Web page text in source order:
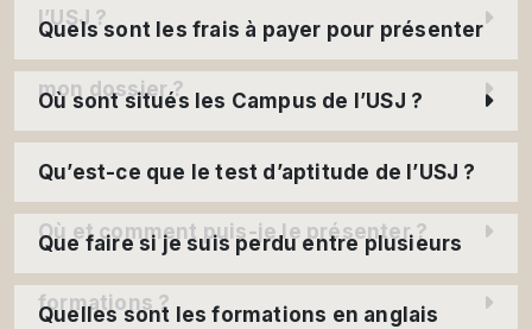
l’USJ ?
Quels sont les frais à payer pour présenter
mon dossier ?
Où sont situés les Campus de l’USJ ?
Qu’est-ce que le test d’aptitude de l’USJ ?
Où et comment puis-je le présenter ?
Que faire si je suis perdu entre plusieurs
formations ?
Quelles sont les formations en anglais